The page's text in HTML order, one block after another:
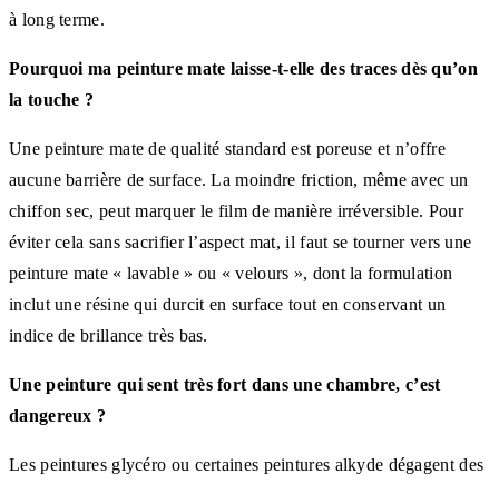
à long terme.
Pourquoi ma peinture mate laisse-t-elle des traces dès qu’on
la touche ?
Une peinture mate de qualité standard est poreuse et n’offre
aucune barrière de surface. La moindre friction, même avec un
chiffon sec, peut marquer le film de manière irréversible. Pour
éviter cela sans sacrifier l’aspect mat, il faut se tourner vers une
peinture mate « lavable » ou « velours », dont la formulation
inclut une résine qui durcit en surface tout en conservant un
indice de brillance très bas.
Une peinture qui sent très fort dans une chambre, c’est
dangereux ?
Les peintures glycéro ou certaines peintures alkyde dégagent des